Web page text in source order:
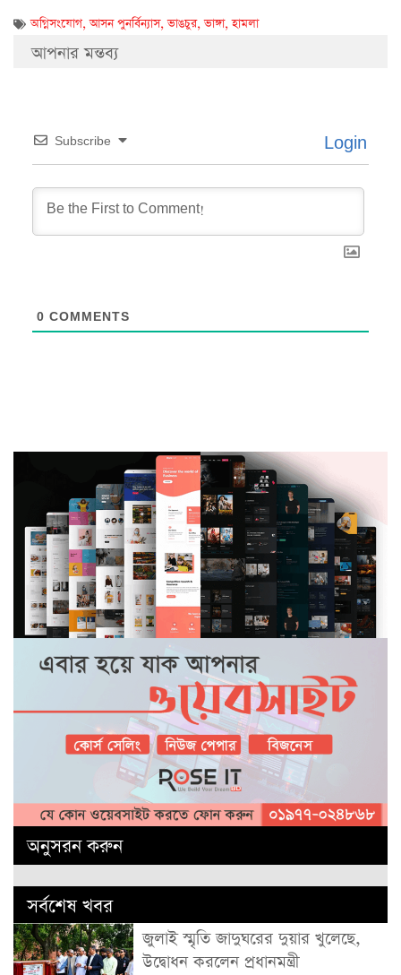
অগ্নিসংযোগ,আসন পুনর্বিন্যাস,ভাঙচুর,ভাঙ্গা,হামলা
আপনার মন্তব্য
Subscribe Login
0 COMMENTS
অনুসরন করুন
সর্বশেষ খবর
জুলাই স্মৃতি জাদুঘরের দুয়ার খুলেছে,
উদ্বোধন করলেন প্রধানমন্ত্রী